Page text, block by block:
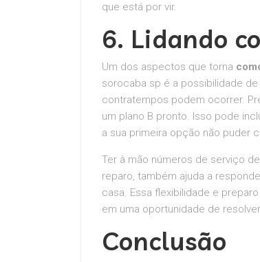
que está por vir.
6. Lidando
Um dos aspectos que torna
sorocaba sp é a possibilidade
contratempos podem ocorrer.
um plano B pronto. Isso pode
a sua primeira opção não puder
Ter à mão números de serviço
reparo, também ajuda a
casa. Essa flexibilidade e
em uma oportunidade de
Conclusão